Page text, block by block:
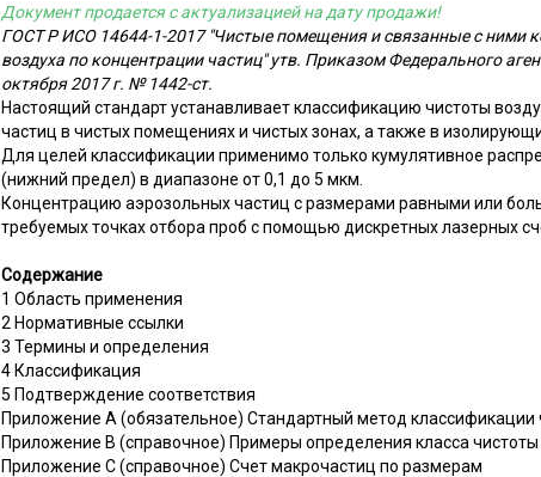
Документ продается с актуализацией на дату продажи!
ГОСТ Р ИСО 14644-1-2017 "Чистые помещения и связанные с ними
воздуха по концентрации частиц" утв. Приказом Федерального
октября 2017 г. № 1442-ст.
Настоящий стандарт устанавливает классификацию чистоты
частиц в чистых помещениях и чистых зонах, а также в
Для целей классификации применимо только кумулятивное
(нижний предел) в диапазоне от 0,1 до 5 мкм.
Концентрацию аэрозольных частиц с размерами равными или
требуемых точках отбора проб с помощью дискретных лазерных
Содержание
1 Область применения
2 Нормативные ссылки
3 Термины и определения
4 Классификация
5 Подтверждение соответствия
Приложение А (обязательное) Стандартный метод классификации
Приложение В (справочное) Примеры определения класса чистоты
Приложение С (справочное) Счет макрочастиц по размерам